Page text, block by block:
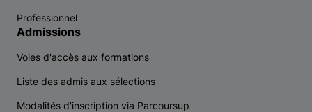
Professionnel
Admissions
Voies d'accès aux formations
Liste des admis aux sélections
Modalités d'inscription via Parcoursup